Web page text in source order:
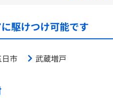
駆けつけ可能です
市 武蔵増戸